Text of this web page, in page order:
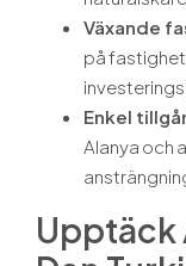
Växande
på
Enkel
Alanya och
Upptäck